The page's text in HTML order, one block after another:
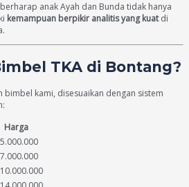
anak Ayah dan Bunda tidak hanya
kemampuan berpikir analitis yang kuatdi
TKA di Bontang?
kami, disesuaikan dengan sistem
Harga